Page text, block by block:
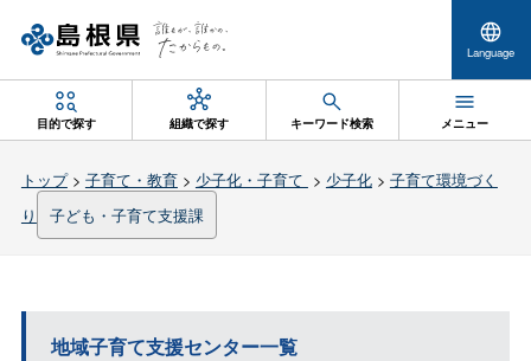
Language
目的で探す 組織で探す キーワード検索 メニュー
トップ> 子育て・教育> 少子化・子育て > 少子化> 子育て環境づく
り
子ども・子育て支援課
地域子育て支援センター一覧